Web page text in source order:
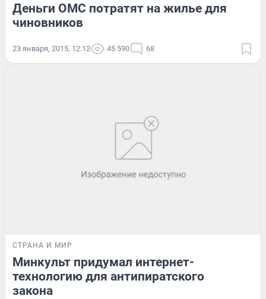
Деньги ОМС потратят на жилье для
чиновников
23 января, 2015, 12:12 45 590 68
СТРАНА И МИР
Минкульт придумал интернет-
технологию для антипиратского
закона